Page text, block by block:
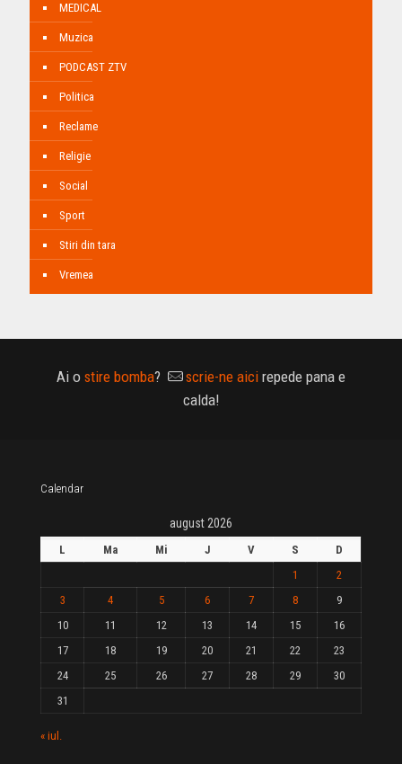
MEDICAL
Muzica
PODCAST ZTV
Politica
Reclame
Religie
Social
Sport
Stiri din tara
Vremea
Ai o stire bomba? scrie-ne aici repede pana e
calda!
Calendar
august 2026
L Ma Mi J V S
D
1
2
3
4 5 6 7 8
9
10
11 12 13 14 15
16
17
18 19 20 21 22
23
24
25 26 27 28 29
30
31
« iul.